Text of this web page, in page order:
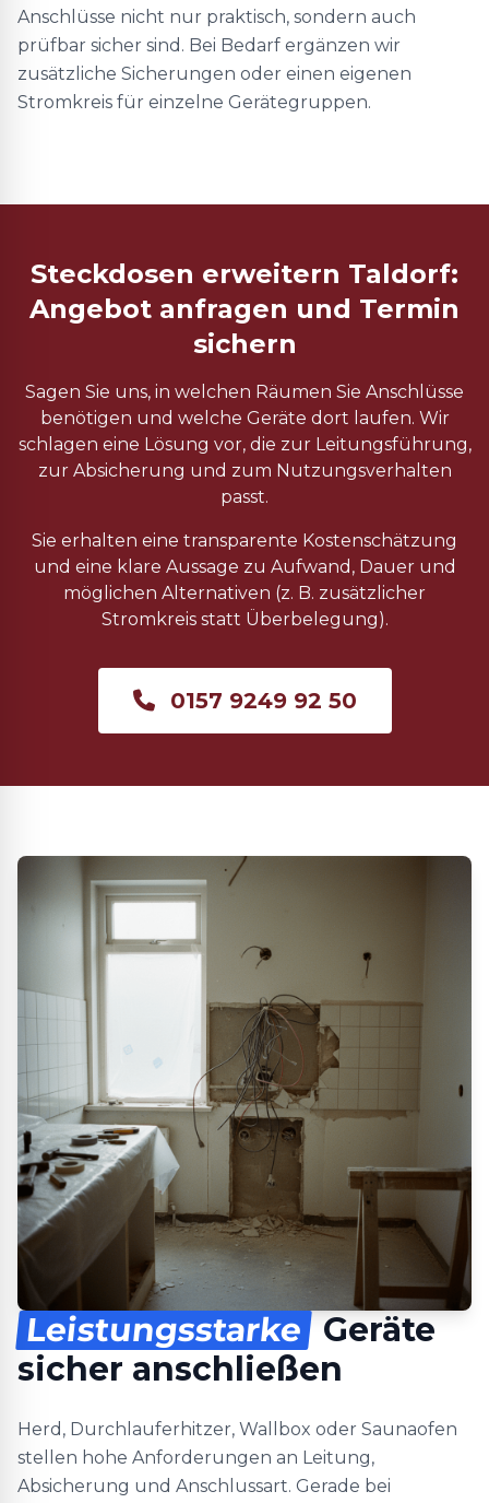
Anschlüsse nicht nur praktisch, sondern auch
prüfbar sicher sind. Bei Bedarf ergänzen wir
zusätzliche Sicherungen oder einen eigenen
Stromkreis für einzelne Gerätegruppen.
Steckdosen erweitern Taldorf:
Angebot anfragen und Termin
sichern
Sagen Sie uns, in welchen Räumen Sie Anschlüsse
benötigen und welche Geräte dort laufen. Wir
schlagen eine Lösung vor, die zur Leitungsführung,
zur Absicherung und zum Nutzungsverhalten
passt.
Sie erhalten eine transparente Kostenschätzung
und eine klare Aussage zu Aufwand, Dauer und
möglichen Alternativen (z. B. zusätzlicher
Stromkreis statt Überbelegung).
0157 9249 92 50
Leistungsstarke Geräte
sicher anschließen
Herd, Durchlauferhitzer, Wallbox oder Saunaofen
stellen hohe Anforderungen an Leitung,
Absicherung und Anschlussart. Gerade bei